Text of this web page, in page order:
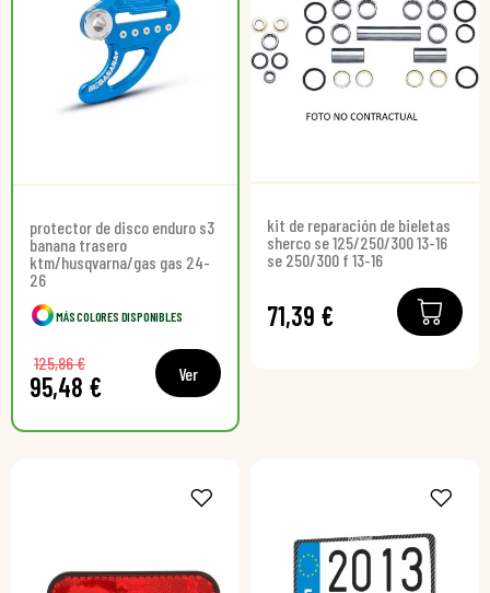
protector de disco enduro s3
banana trasero
ktm/husqvarna/gas gas 24-
26
MÁS COLORES DISPONIBLES
95,48 €
125,86 € Ver
kit de reparación de bieletas
sherco se 125/250/300 13-16
se 250/300 f 13-16
71,39 €